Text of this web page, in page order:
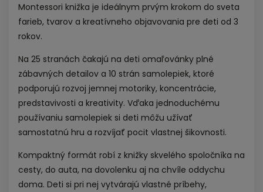
Montessori knižka je ideálnym prvým krokom do sveta
farieb, tvarov a kreatívneho objavovania pre deti od 3
rokov.
Na 25 stranách čakajú na deti omaľovánky plné
zábavných detailov a 10 strán samolepiek, ktoré
podporujú rozvoj jemnej motoriky, koncentrácie,
predstavivosti a kreativity. Vďaka jednoduchému
používaniu samolepiek si deti môžu užívať
samostatnú hru a rozvíjať pocit vlastnej šikovnosti.
Kompaktný formát robí z knižky skvelého spoločníka na
cesty, do auta, na dovolenku aj na chvíle oddychu
doma. Deti si pri nej vytvárajú vlastné príbehy,